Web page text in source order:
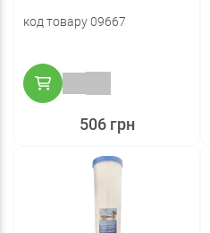
код товару 09667
506 грн